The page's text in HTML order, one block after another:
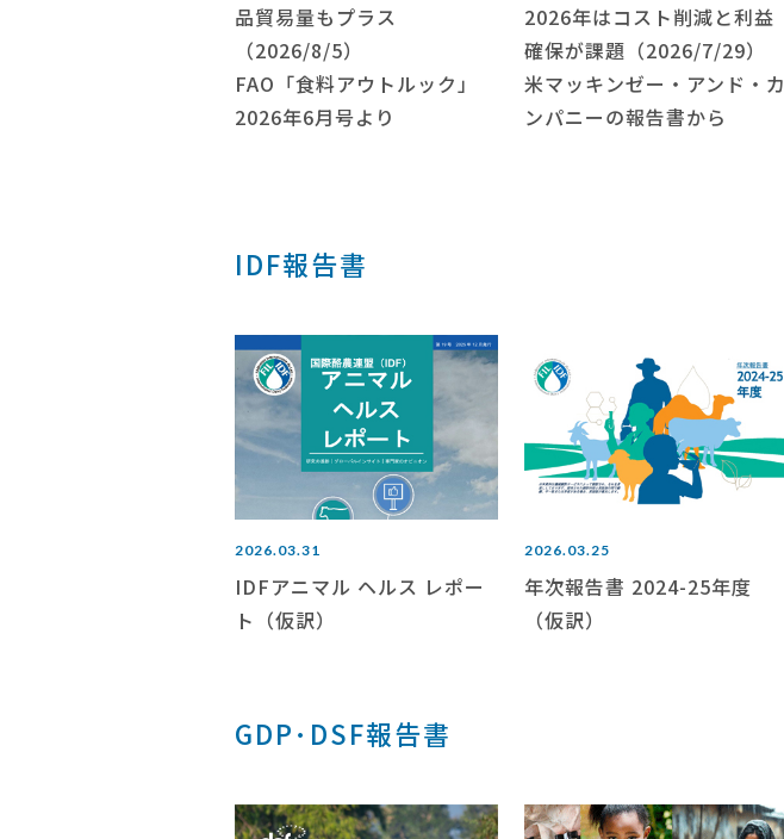
品貿易量もプラス
（2026/8/5）
FAO「食料アウトルック」
2026年6月号より
2026年はコスト削減と利益
確保が課題（2026/7/29）
米マッキンゼー・アンド・カ
ンパニーの報告書から
IDF報告書
2026.03.31
IDFアニマル ヘルス レポー
ト（仮訳）
2026.03.25
年次報告書 2024-25年度
（仮訳）
GDP･DSF報告書